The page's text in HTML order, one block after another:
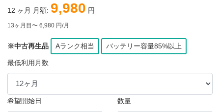
12 ヶ月 月額: 9,980 円
13ヶ月目〜 6,980 円/月
※中古再生品 Aランク相当 バッテリー容量85%以上
最低利用月数
希望開始日 数量